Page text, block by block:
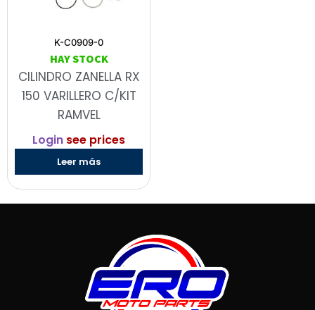
K-C0909-0
HAY STOCK
CILINDRO ZANELLA RX
150 VARILLERO C/KIT
RAMVEL
Login see prices
Leer más